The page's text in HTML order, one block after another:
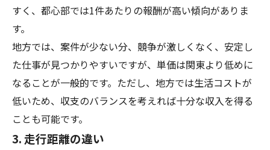
すく、都心部では1件あたりの報酬が高い傾向がありま
す。
地方では、案件が少ない分、競争が激しくなく、安定し
た仕事が見つかりやすいですが、単価は関東より低めに
なることが一般的です。ただし、地方では生活コストが
低いため、収支のバランスを考えれば十分な収入を得る
ことも可能です。
3. 走行距離の違い